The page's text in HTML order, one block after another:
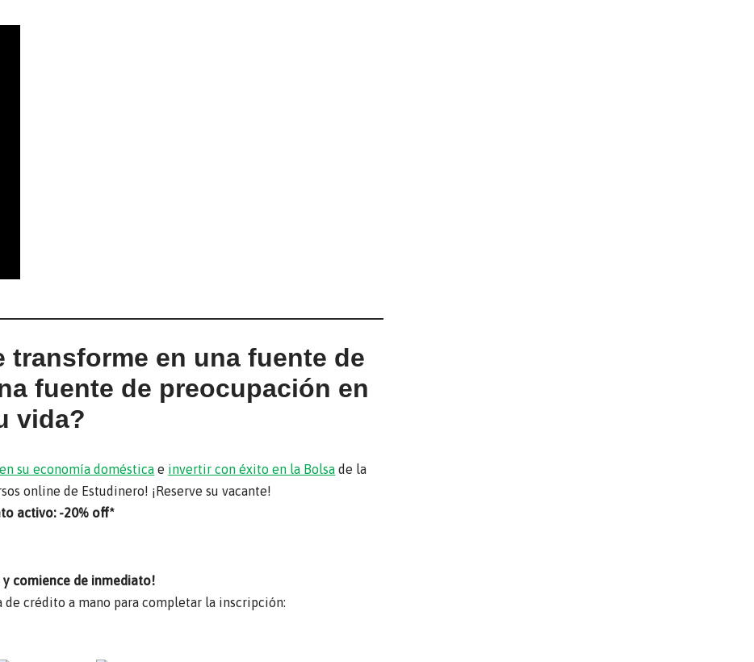
transforme en una fuente de
fuente de preocupación en
vida?
su economía doméstica e invertir con éxito en la Bolsa de la
online de Estudinero! ¡Reserve su vacante!
activo: -20% off*
y comience de inmediato!
crédito a mano para completar la inscripción: